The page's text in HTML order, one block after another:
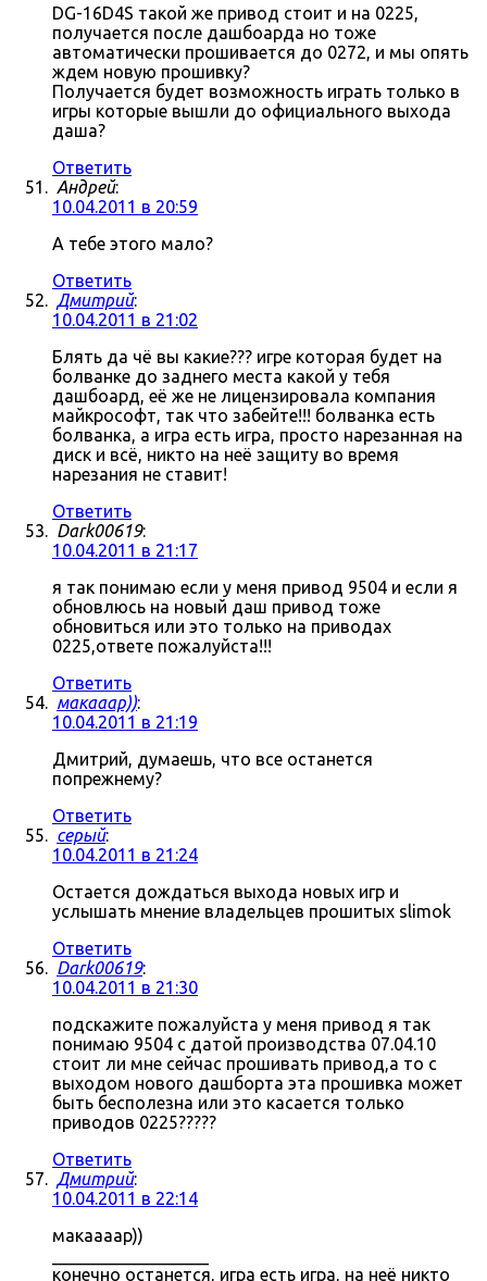
DG-16D4S такой же привод стоит и на 0225,
получается после дашбоарда но тоже
автоматически прошивается до 0272, и мы опять
ждем новую прошивку?
Получается будет возможность играть только в
игры которые вышли до официального выхода
даша?
Ответить
Андрей:
10.04.2011 в 20:59
А тебе этого мало?
Ответить
Дмитрий:
10.04.2011 в 21:02
Блять да чё вы какие??? игре которая будет на
болванке до заднего места какой у тебя
дашбоард, её же не лицензировала компания
майкрософт, так что забейте!!! болванка есть
болванка, а игра есть игра, просто нарезанная на
диск и всё, никто на неё защиту во время
нарезания не ставит!
Ответить
Dark00619:
10.04.2011 в 21:17
я так понимаю если у меня привод 9504 и если я
обновлюсь на новый даш привод тоже
обновиться или это только на приводах
0225,ответе пожалуйста!!!
Ответить
макааар)):
10.04.2011 в 21:19
Дмитрий, думаешь, что все останется
попрежнему?
Ответить
серый:
10.04.2011 в 21:24
Остается дождаться выхода новых игр и
услышать мнение владельцев прошитых slimok
Ответить
Dark00619:
10.04.2011 в 21:30
подскажите пожалуйста у меня привод я так
понимаю 9504 с датой производства 07.04.10
стоит ли мне сейчас прошивать привод,а то с
выходом нового дашборта эта прошивка может
быть бесполезна или это касается только
приводов 0225?????
Ответить
Дмитрий:
10.04.2011 в 22:14
макаааар))
конечно останется, игра есть игра, на неё никто